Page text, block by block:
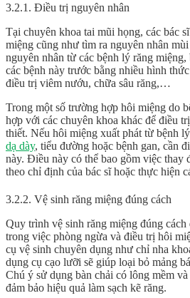
3.2.1. Điều trị nguyên nhân
Tại chuyên khoa tai mũi họng, các bác
miệng cũng như tìm ra nguyên nhân
nguyên nhân từ các bệnh lý răng miệng,
các bệnh này trước bằng nhiều hình
điều trị viêm nướu, chữa sâu răng,…
Trong một số trường hợp hôi miệng do
hợp với các chuyên khoa khác để điều
thiết. Nếu hôi miệng xuất phát từ bệnh
dạ dày, tiểu đường hoặc bệnh gan, cần
này. Điều này có thể bao gồm việc thay
theo chỉ định của bác sĩ hoặc thực hiện
3.2.2. Vệ sinh răng miệng đúng cách
Quy trình vệ sinh răng miệng đúng
trong việc phòng ngừa và điều trị hôi
cụ vệ sinh chuyên dụng như chỉ nha
dụng cụ cạo lưỡi sẽ giúp loại bỏ mảng
Chú ý sử dụng bàn chải có lông mềm
đảm bảo hiệu quả làm sạch kẽ răng.